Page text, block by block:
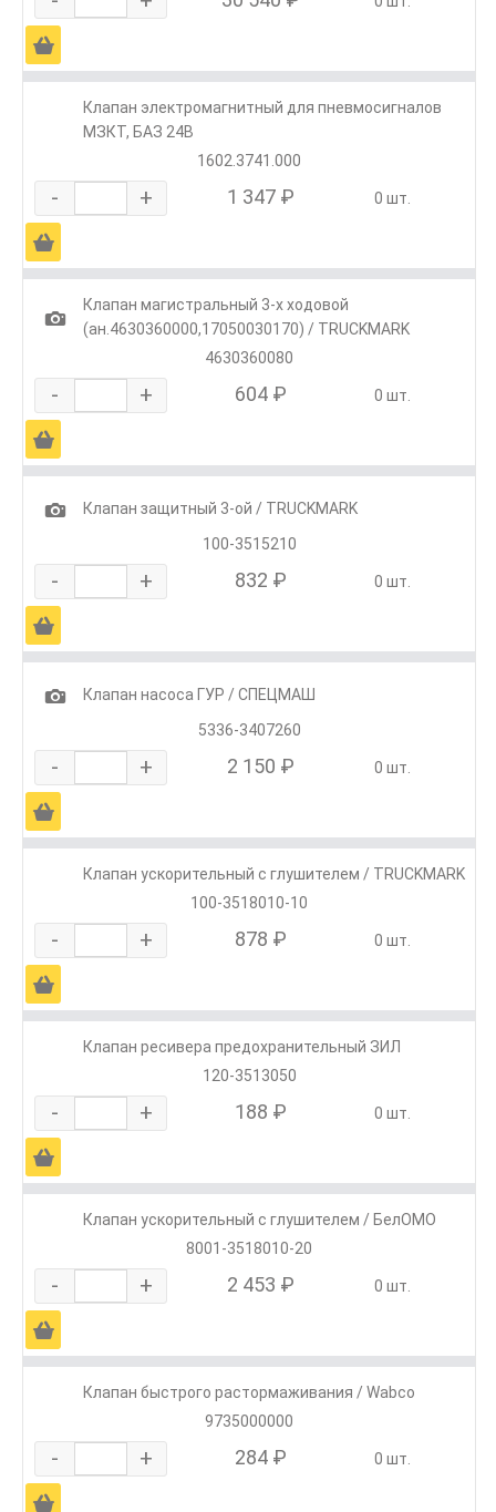
Ä
Клапан электромагнитный для пневмосигналов
МЗКТ, БАЗ 24В
1602.3741.000
- + 1 347 ₽ 0 шт.
Ä
1
Клапан магистральный 3-х ходовой
(ан.4630360000,17050030170) / TRUCKMARK
4630360080
- + 604 ₽ 0 шт.
Ä
1
Клапан защитный 3-ой / TRUCKMARK
100-3515210
- + 832 ₽ 0 шт.
Ä
1
Клапан насоса ГУР / СПЕЦМАШ
5336-3407260
- + 2 150 ₽ 0 шт.
Ä
Клапан ускорительный с глушителем / TRUCKMARK
100-3518010-10
- + 878 ₽ 0 шт.
Ä
Клапан ресивера предохранительный ЗИЛ
120-3513050
- + 188 ₽ 0 шт.
Ä
Клапан ускорительный с глушителем / БелОМО
8001-3518010-20
- + 2 453 ₽ 0 шт.
Ä
Клапан быстрого растормаживания / Wabco
9735000000
- + 284 ₽ 0 шт.
Ä